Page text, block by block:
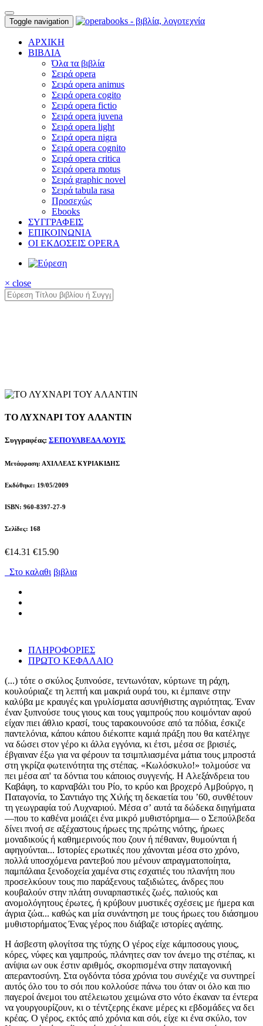
Toggle navigation
ΑΡΧΙΚΗ
ΒΙΒΛΙΑ
Όλα τα βιβλία
Σειρά opera
Σειρά opera animus
Σειρά opera cogito
Σειρά opera fictio
Σειρά opera juvena
Σειρά opera light
Σειρά opera nigra
Σειρά opera cognito
Σειρά opera critica
Σειρά opera motus
Σειρά graphic novel
Σειρά tabula rasa
Προσεχώς
Ebooks
ΣΥΓΓΡΑΦΕΙΣ
ΕΠΙΚΟΙΝΩΝΙΑ
ΟΙ ΕΚΔΟΣΕΙΣ OPERA
× close
ΤΟ ΛΥΧΝΑΡΙ ΤΟΥ ΑΛΑΝΤΙΝ
Συγγραφέας: ΣΕΠΟΥΛΒΕΔΑ ΛΟΥΙΣ
Μετάφραση: ΑΧΙΛΛΕΑΣ ΚΥΡΙΑΚΙΔΗΣ
Εκδόθηκε: 19/05/2009
ISBN: 960-8397-27-9
Σελίδες: 168
€14.31 €15.90
Στο καλαθι βιβλια
ΠΛΗΡΟΦΟΡΙΕΣ
ΠΡΩΤΟ ΚΕΦΑΛΑΙΟ
(...) τότε ο σκύλος ξυπνούσε, τεντωνόταν, κύρτωνε τη ράχη,
κουλούριαζε τη λεπτή και μακριά ουρά του, κι έμπαινε στην
καλύβα με κραυγές και γρυλίσματα ασυνήθιστης αγριότητας. Έναν
έναν ξυπνούσε τους γιους και τους γαμπρούς που κοιμόνταν αφού
είχαν πιει άθλιο κρασί, τους ταρακουνούσε από τα πόδια, έσκιζε
παντελόνια, κάπου κάπου διέκοπτε καμιά πράξη που θα κατέληγε
να δώσει στον γέρο κι άλλα εγγόνια, κι έτσι, μέσα σε βρισιές,
έβγαιναν έξω για να φέρουν τα τσιμπλιασμένα μάτια τους μπροστά
στη γκρίζα φωτεινότητα της στέπας. «Κωλόσκυλο!» τολμούσε να
πει μέσα απ' τα δόντια του κάποιος συγγενής. Η Αλεξάνδρεια του
Καβάφη, το καρναβάλι του Ρίο, το κρύο και βροχερό Αμβούργο, η
Παταγονία, το Σαντιάγο της Χιλής τη δεκαετία του ʼ60, συνθέτουν
τη γεωγραφία τού Λυχναριού. Μέσα σʼ αυτά τα δώδεκα διηγήματα
—που το καθένα μοιάζει ένα μικρό μυθιστόρημα— ο Σεπούλβεδα
δίνει πνοή σε αξέχαστους ήρωες της πρώτης νιότης, ήρωες
μοναδικούς ή καθημερινούς που ζουν ή πέθαναν, θυμούνται ή
αφηγούνται... Ιστορίες ερωτικές που χάνονται μέσα στο χρόνο,
πολλά υποσχόμενα ραντεβού που μένουν απραγματοποίητα,
παμπάλαια ξενοδοχεία χαμένα στις εσχατιές του πλανήτη που
προσελκύουν τους πιο παράξενους ταξιδιώτες, άνδρες που
κουβαλούν στην πλάτη συναρπαστικές ζωές, παλιούς και
ανομολόγητους έρωτες, ή κρύβουν μυστικές σχέσεις με ήμερα και
άγρια ζώα... καθώς και μία συνάντηση με τους ήρωες του διάσημου
μυθιστορήματος Ένας γέρος που διάβαζε ιστορίες αγάπης.
Η άσβεστη φλογίτσα της τύχης Ο γέρος είχε κάμποσους γιους, κόρες, νύφες και γαμπρούς, πλάνητες σαν τον άνεμο της στέπας, κι ανίψια ων ουκ έστιν αριθμός, σκορπισμένα στην παταγονική απεραντοσύνη. Στα ογδόντα τόσα χρόνια του συνέχιζε να συντηρεί αυτός όλο του το σόι που κολλούσε πάνω του όταν οι όλο και πιο παγεροί άνεμοι του ατέλειωτου χειμώνα στο νότο έκαναν τα έντερα να γουργουρίζουν, κι ο τέντζερης έκανε μέρες κι εβδομάδες να δει κρέας. Ο γέρος, εκτός από χρόνια και σόι, είχε κι ένα σκύλο, τον Κατσουπίν, ένα κίλτρο όπως λένε οι μαπούτσε, που η μόνη του δεξιότητα ήταν η τεμπελιά και η μανία να κοιμάται με το ʼνα μάτι ορθάνοιχτο, πάντα σε επιφυλακή για τις κινήσεις του αφέντη του, αλλά όταν έρχονταν οι ισχνές αγελάδες, και ο γέρος, με το άγευστο πια μάτε στο ʼνα χέρι, τον διέταζε: «Κατσουπίν, ήρθε η ώρα, βγάλε έξω όλα αυτά τα σκατά, και μετά κοίτα νʼ αγριέψεις», τότε ξυπνούσε, τεντωνόταν, κύρτωνε τη ράχη, κουλούριαζε τη λεπτή και μακριά ουρά του, κι έμπαινε στην καλύβα με κραυγές και γρυλίσματα ασυνήθιστης αγριότητας. Έναν έναν ξυπνούσε τους γιους και τους γαμπρούς που κοιμόνταν αφού είχαν πιει άθλιο κρασί, τους ταρακουνούσε από τα πόδια, έσκιζε παντελόνια, κάπου κάπου διέκοπτε καμιά πράξη που θα κατέληγε να δώσει στον γέρο κι άλλα εγγόνια, κι έτσι αυτοί, μέσα σε βλαστήμιες, έβγαιναν έξω για να φέρουν τα τσιμπλιασμένα μάτια τους μπροστά στη γκρίζα φωτεινότητα της στέπας. «Κωλόσκυλο!» τολμούσε να πει μέσα απʼ τα δόντια του κάποιος συγγενής. «Βούλωσʼ το, μαλάκα! Ξέρει τι κάνει ο Κατσουπίν» του πετούσε στα μούτρα ο γέρος και επέβαλλε σιωπή. Μετά περίμενε ώσπου νʼ απομακρυνθεί το συγγενολόι προς το δρόμο που οδηγούσε στην Τσολίλα, κι όταν οι σιλουέτες τους είχαν γίνει ακαθόριστες κουκκίδες στον ορίζοντα, έμπαινε στην καλύβα με τους χοντρούς κορμούς, κομμένους απʼ τα δάση των Άνδεων που αποτελούσαν τα σύνορα μεταξύ Αργεντινής και Χιλής, τραβούσε μια καρέκλα δίπλα σʼ ένα τραπέζι από ξύλο τόσο παλιό όσο και το σπίτι του, άναβε ένα τσιγάρο και περίμενε να ʼρθουν οι ίσκιοι. Ενόσω κάπνιζε, χαμογελούσε βλέποντας τις ζωηρές κινήσεις του σκύλου που έκοβε βόλτες γύρω απʼ την καλύβα γρυλίζοντας και κοιτάζοντας με μισό μάτι τα τέρο, τις προβατίνες που έψαχναν εναγωνίως χορτάρι μες στα γαϊδουράγκαθα, σε καθετί που σάλευε στη στέπα. Ο γέρος άναψε την γκαζόλαμπα, περίμενε ώσπου η φλόγα να περάσει από το κίτρινο στο γαλάζιο, έκλεισε την πόρτα κι έκανε ό,τι έκανε εδώ και τριάντα χρόνια, κάθε φορά που έρχονταν οι ισχνές αγελάδες. Μετά, έφερε ένα χέρι στον ώμο, έβγαλε την κάμα από τη θήκη, έκοψε λεπτές φέτες τσαρκί, έβαλε στο στόμα μια γεμάτη μπουκιά απʼ αυτό το ξερό και σκληρό κρέας ώσπου να το κάνει ένα σβώλο υγρό και μαλακό, την έφτυσε στην παλάμη του και φώναξε το σκύ­λο. «Φάʼ το, Κατσουπίν, γιατί δεν έχει άλλο ώσπου να βγούμε.» Ο σκύλος πήρε το μεζέ, κι εκεί που άρχισε να τον μασουλάει, ο γέρος τον σταμάτησε με μια διαταγή. «Ολόκληρο, Κατσουπίν! Κατάπιε το αμάσητο!» Ο σκύλος υπάκουσε και κατάπιε αμάσητο κι όλο το άλλο τσαρκί που του πετούσε ο γέρος. Από μακριά, οι στενοί και μη στενοί συγγενείς έβλεπαν τη γαλάζια λάμψη της γκαζόλαμπας στην είσοδο της καλύβας και περίμεναν, πιο πολύ από σεβασμό στο σκύλο παρά στον γέρο, ώσπου νʼ απομακρυνθούν τόσο ώστε να μην είναι παρά ένα ισχνό φωτάκι που τρεμόσβηνε και χανόταν στην απεραντοσύνη της νύχτας. Τότε έπιαναν το δρόμο της επιστροφής στην καλύβα που, το 1901, είχαν χτίσει ο Μπουτς Κάσιντι, η Έτα Πλέις και ο Σάντανς Κιντ για καταφύγιο όταν γυροβολούσαν στην Παταγονία. «Πώς πάμε, Κατσουπίν;» ρώτησε ο γέρος. Ο σκύλος κούνησε την ουρά κι άφησε να του φύγει ένα ελαφρό γρύλισμα. Ήταν το σύνθημα πως κανείς δεν τους έβλεπε και, επομένως, μπορούσαν να σβήσουν την γκαζόλαμπα. «Λέω να καθίσουμε και να κουβεντιάσουμε, φίλε μου. Μʼ αρέσει να μιλάω σε σένα, επειδή, ως σκύλος, δεν κάνεις ερωτήσεις» είπε ο γέρος και του αφηγήθηκε πως, στην πραγματικότητα, θα έπρεπε να τον φωνάζουν Κατσουπίν VI (έτσι, με ρωμαϊκούς αριθμούς, διευκρίνισε), γιατί πριν είχε άλλους πέντε σκύλους με το ίδιο όνομα, και όχι επειδή του έλειπε η φαντασία ή επειδή δεν του άρεσαν τα ονόματα που έβλεπε πάνω στις συσκευασίες των σκυλοτροφών, αλλά επειδή έμενε πιστός στις καλές αναμνήσεις. Στην πραγματικότητα —εξομολογήθηκε— τον μπέρδευαν τα χάδια και οι χαρούλες που έκαναν οι άλλοι σκύλοι, αν και —πρόσθεσε, χαϊδεύοντας το κεφάλι του σκύλου— αυτό ήταν το καλύτερο να είναι κανείς τόσο γέρος, αυτό το αυθαίρετο κράμα αναμνήσεων, καλά συγκερασμένων σε ένα όνομα: Κατσουπίν. Βάδιζαν με βήμα αργό, αλλά σταθερό, με τα πόδια τού γέρου χωμένα σε σαντάλια, και οι πατούσες του σκύλου γνώριζαν κάθε ανωμαλία του εδάφους που τους πήγαινε ώς το χαλικόστρωτο μονοπάτι όπου θα έφταναν σε μια-δυο ώρες, κι εκεί θα κάθονταν, όπως πάντα, περιμένοντας να περάσει κανένα καμιόνι για να τους πάει ώς το Εσκέλ. «Έτσι είχαν τότε τα πράγματα» συνέχισε ο γέρος και του αφηγήθηκε τα δύσκολα χρόνια όπου η εριοπαραγωγή είχε πάει κατά διαόλου όταν οι Άγγλοι εγκατέλειψαν την Παταγονία κι άνοιξαν καινούργιες εριοβιομηχανίες στην Αυστραλία. Εκείνος ήταν Χιλιάνος (έτσι τουλάχιστον έλεγε το μοναδικό πιστοποιητικό που είχε στην κατοχή του), αλλά το πότε και με ποιον είχε περάσει στην Αργεντινή, χάνονταν στην αχλύ τού χρόνου. Θυμόταν, πάντως, τη σκληρότητα των απολύσεων, τα λίγα κέρματα που οι επιστάτες έριχναν στους πιο πιστούς, τη μεγάλη πεζοπορία, ήδη με πολλά παιδιά στην πλάτη, απʼ τη Λας Έρας στην Τσολίλα, ψάχνοντας ένα μέρος, μια στέγη, μια δουλειά και λίγο κρέας να ρίξουν στη φωτιά. Ούτε για την Τσολίλα θυμόταν ακριβώς το με ποιον και το πότε, αλλά αυτό δεν τον πείραζε τον Κατσουπίν που άκουγε τον γέρο να του μιλάει για την καλύβα που είχε αδειάσει απʼ τους γκρίνγκο ληστές. «Έλεγαν πως κυκλοφορούσαν φαντάσματα που βογκούσαν» εξήγησε στον σκύλο και συνέχισε να του διηγείται πως, μια μέρα, ζύγωσε το κτίσμα και του φάνηκε πως ήταν καταπληκτική καλύβα, στέρεη, χτισμένη με χοντρούς κορμούς τέλεια καλαφατισμένους ώστε να μην μπαίνει αέρας στα δωμάτια, άσε που διέθετε και ασυνήθιστη πολυτέλεια, αφού είχε πάτωμα παρκέ με σανίδες τόσο άψογα κολλημένες που να μη χωράει να μπει ανάμεσα ούτε ζουζούνι, και το βάδισμα πάνω του ήταν ανακούφιση για τα κουρασμένα πόδια. Στην Παταγονία, κανείς δε ρωτάει από πού έρχεται ή πού πάει ο οδοιπόρος. αυτό που ενδιαφέρει, είναι ότι έφτασε, οπότε κανείς δεν τον ρώτησε ποτέ αν είχε άδεια να εγκατασταθεί στην καλύβα των ληστών, κι έτσι, άρχισαν να γεννιούνται όλο και πιο πολλά παιδιά, που μπουσουλούσαν πανευτυχή στο λείο πάτωμα. «Νομίζω πως έξι αρσενικά και δύο τσούπρες τα ʼκανα εγώ, αλλά όλα είναι δικά μου, γιατί η στέγη που τα σκεπάζει είναι δικιά μου, κι αυτός είναι ο μόνος νόμος που ισχύει» συνέχισε ο γέρος. Το χαλικόστρωτο μονοπάτι χώριζε στα δύο τη στέπα, κι επειδή δεν ήταν ούτε εύκολο ούτε ευχάριστο να περπατάς πάνω σε κινούμενες πέτρες, κάθισαν κολλημένοι ο ένας με τον άλλον, περιμένοντας το ξημέρωμα και το αυτοκίνητο που θα τους έπαιρνε. «Μείνε κοντά μου, κι αν σταματήσω να μιλάω, δώσʼ μου μια γλειψιά γιατί θέλω να μείνω ξύπνιος. Σου ʼχω πει πως όταν είχα τα μπλεξίματα, ζούσε ακόμα ο Κατσουπίν Ι; Σου ʼμοιαζε, αλλά ήταν πιο άγριος» είπε ο γέρος, κι ο σκύλος στρογγυλοκάθισε μʼ ένα χασμουρητό. Οι αναμνήσεις του τον πήγαν σαράντα χρόνια πίσω, κι είδε τον εαυτό του πιο νέο, με καλύτερη όραση και δεξιοτέχνης στην κατασκευή της πίσσας με την οποία έπιασε να καλαφατίζει κάποιους αρμούς στους κορμούς ανάμεσα στους οποίους περνούσε ο αέρας. Εκείνη την εποχή, η καλύβα είχε δύο παράθυρα μέσα απʼ τα οποία έμπαινε το φως που έπεφτε ακριβώς στο σημείο όπου είχε καθίσει να δουλέψει. Άρχισε να βγάζει τα αγριόχορτα, κι αμέσως τα δάχτυλά του άγγιξαν μια χαραματιά με λεία τοιχώματα που αποκλείεται να την είχαν ανοίξει τερμίτες, αφού ήταν ίσια, αρμονική, καρπός προσεκτικής δουλειάς και καλά κρυμμένη απʼ τα χόρτα και τα στρώματα λάσπης που τη σκέπαζαν. Ο χώρος ανάμεσα στους δύο κορμούς, μόλις και μετά βίας τού επέτρεπε να βάλει το χέρι του, αλλά όταν τα δάχτυλά του λύγισαν ώς κάτω, άγγιξε κάτι κρύο, μεταλλικό, στρογγυλό, που μετακινήθηκε κιόλας. «Σκέφτηκα πως μπορεί να ʼταν κουμπί από στολή, κουμπί στρατιωτικού — τόσο μπουμπούνας ήμουν τότε. Ή είμαι ακόμα, Κατσουπίν;» Ο σκύλος κούνησε τʼ αφτιά κι ακούμπησε τη μουσούδα του στα πόδια του αφέντη του. Τα δάχτυλα του γέρου ψηλάφησαν αυτά τα κυκλικά περιγράμματα, τέντωσε το χέρι του ώς εκεί που δεν πήγαινε άλλο, και, πιάνοντάς το με το δείκτη και τον παράμεσο, έβγαλε ένα απʼ τα μεταλλικά αντικείμενα. Το νόμισμα διατηρούσε μια εκθαμβωτική λάμψη. στη μία πλευρά του έγραφε «Banco de Londres y Tarapacà» και στην άλλη: «un peso de oro». Το 1905, ο Μπουτς Κάσιντι, ο Σάντανς Κιντ κι ένας άλλος της Άγριας Συμμορίας χτύπησαν στο Πούντα Αρένας το υποκατάστημα της πιο αριστοκρατικής Τράπεζας της Χιλής, και σήκωσαν ένα ποσό που το ύψος του δε μαθεύτηκε ποτέ. «Τι μπουμπούνας! Αλλά, θα μου πεις... νέος δεν ήμουν; Τα μυαλά μου τα ʼχα πάνω απʼ το κεφάλι μου. Κατάλαβα πως εκεί υπήρχε θησαυρός, αλλά δεν κρατήθηκα κι έτρεξα ώς το μπακάλικο της Τσολίλας για να πουλήσω αυτό το νόμισμα. Τι τράβηξα... δεν μπορείς να φανταστείς τι τράβηξα...» Και τράβηξε, στʼ αλήθεια. Μόλις ο μπακάλης είδε το νόμισμα πάνω στον πάγκο, αντί νʼ απαντήσει στο «Πόσα μου δίνεις γιʼ αυτό;», φώναξε τους χωροφύλακες, αυτοί τον πήγαν σηκωτό ώς το καρακόλι, εκεί ο γέρος έφαγε το πρώτο ξύλο της ζωής του και πέρασε πολλές μέρες κρεμασμένος ανάποδα, σαν σφαχτάρι, ενόσω οι χωροφύλακες άδειαζαν την καλύβα, χτυπούσαν τους τοίχους ψάχνοντας μάταια ήχους πλούτου, και ξήλωναν το παρκέ. Κραύγασαν από χαρά όταν βρήκαν το χρηματοκιβώτιο, και πολύ πιο δυνατά όταν το άνοιξαν, αλλά τα εκατοντάδες χαρτονομίσματα χωρίς αξία και μια χούφτα μόνο ασημένια νομίσματα μετέτρεψαν τα γέλια σε πικρές βλαστήμιες. «Εγώ έκανα τον ψόφιο κοριό, Κατσουπίν. Δεν τους είπα τίποτα για την άλλη κρυψώνα, και κατάλαβα ότι ο πλουτισμός είναι το χειρότερο που μπορεί να πάθει ένας φτωχός.» Λίγο πριν ξημερώσει, πέρασε ένα καμιόνι που κουβαλούσε ξύλα, και σταμάτησε στα νεύματα του γέρου. «Πάμε στο Εσκέλ, πατριώτη» χαιρέτησε τον οδηγό. «Τι θα πει “πάμε”;» είπε ο φορτηγατζής. «Μόνο εσένα βλέπω.» «Ο σκύλος πάε